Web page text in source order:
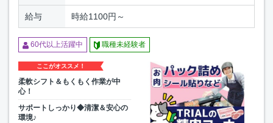
給与 時給1100円～
60代以上活躍中 職種未経験者
ここがオススメ！
柔軟シフト＆もくもく作業が中
心！
サポートしっかり◆清潔＆安心の
環境♪